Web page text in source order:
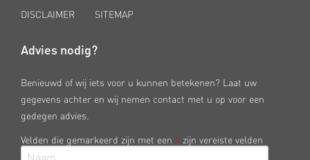
DISCLAIMER SITEMAP
Advies nodig?
Benieuwd of wij iets voor u kunnen betekenen? Laat uw
gegevens achter en wij nemen contact met u op voor een
gedegen advies.
Velden die gemarkeerd zijn met een * zijn vereiste velden